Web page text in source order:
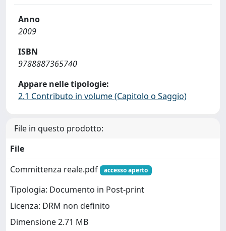
Anno
2009
ISBN
9788887365740
Appare nelle tipologie:
2.1 Contributo in volume (Capitolo o Saggio)
File in questo prodotto:
File
Committenza reale.pdf
accesso aperto
Tipologia: Documento in Post-print
Licenza: DRM non definito
Dimensione 2.71 MB